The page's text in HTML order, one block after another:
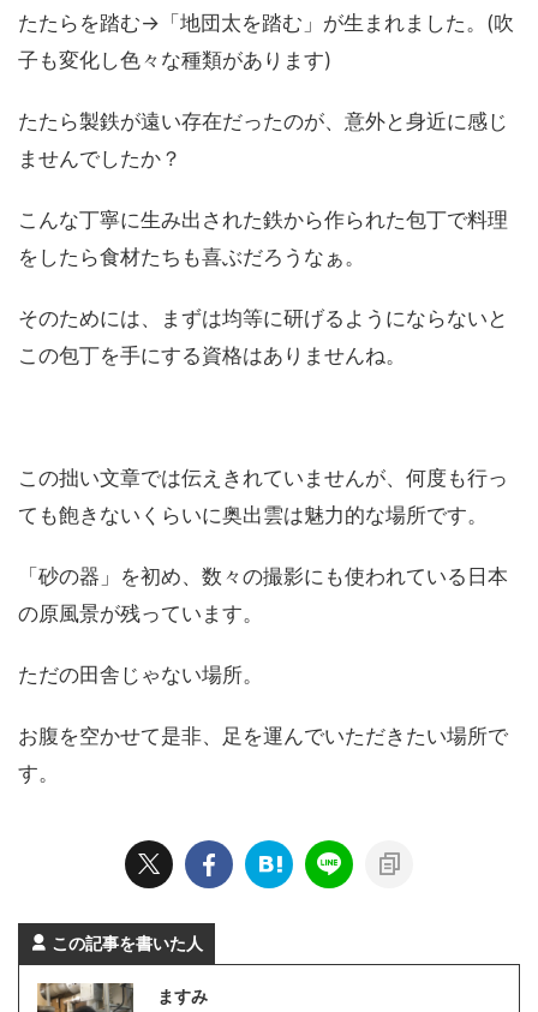
たたらを踏む→「地団太を踏む」が生まれました。(吹
子も変化し色々な種類があります)
たたら製鉄が遠い存在だったのが、意外と身近に感じ
ませんでしたか？
こんな丁寧に生み出された鉄から作られた包丁で料理
をしたら食材たちも喜ぶだろうなぁ。
そのためには、まずは均等に研げるようにならないと
この包丁を手にする資格はありませんね。
この拙い文章では伝えきれていませんが、何度も行っ
ても飽きないくらいに奥出雲は魅力的な場所です。
「砂の器」を初め、数々の撮影にも使われている日本
の原風景が残っています。
ただの田舎じゃない場所。
お腹を空かせて是非、足を運んでいただきたい場所で
す。
この記事を書いた人
ますみ